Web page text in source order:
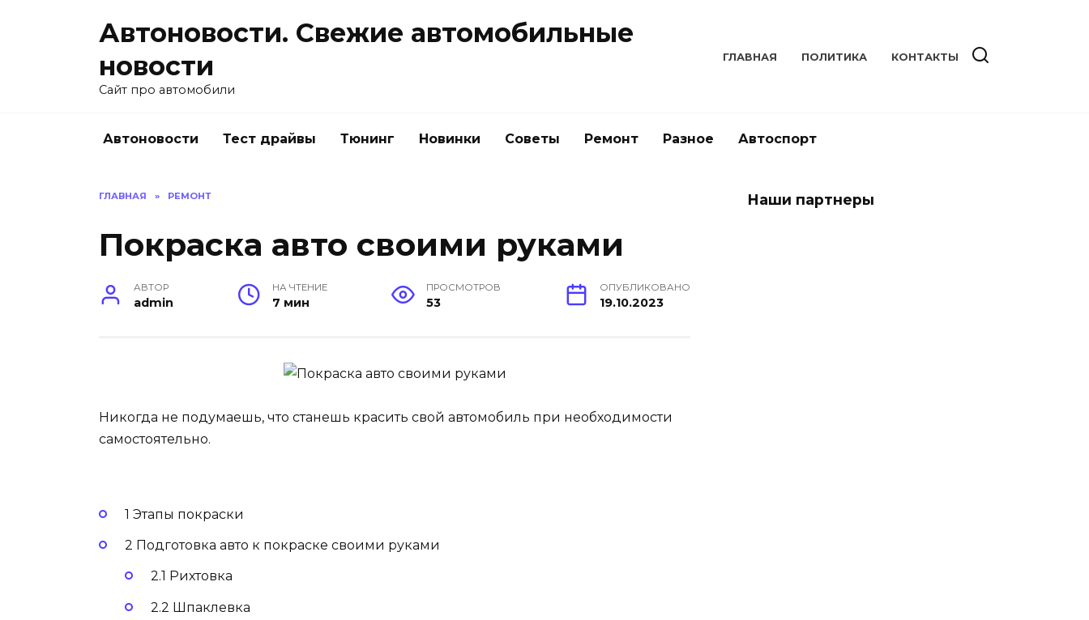
Автоновости. Свежие автомобильные
новости
Сайт про автомобили
ГЛАВНАЯ ПОЛИТИКА КОНТАКТЫ
Автоновости Тест драйвы Тюнинг Новинки Советы Ремонт Разное Автоспорт
ГЛАВНАЯ » РЕМОНТ
Покраска авто своими руками
АВТОР
admin
НА ЧТЕНИЕ
7 мин
ПРОСМОТРОВ
53
ОПУБЛИКОВАНО
19.10.2023
Никогда не подумаешь, что станешь красить свой автомобиль при необходимости
самостоятельно.
1 Этапы покраски
2 Подготовка авто к покраске своими руками
2.1 Рихтовка
2.2 Шпаклевка
Наши партнеры